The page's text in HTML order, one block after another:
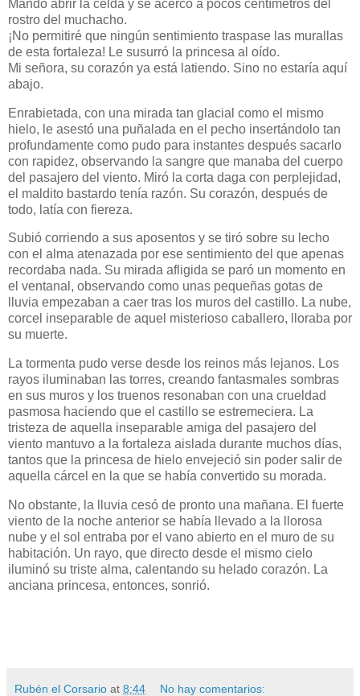
Mandó abrir la celda y se acercó a pocos centímetros del
rostro del muchacho.
¡No permitiré que ningún sentimiento traspase las murallas
de esta fortaleza! Le susurró la princesa al oído.
Mi señora, su corazón ya está latiendo. Sino no estaría aquí
abajo.
Enrabietada, con una mirada tan glacial como el mismo
hielo, le asestó una puñalada en el pecho insertándolo tan
profundamente como pudo para instantes después sacarlo
con rapidez, observando la sangre que manaba del cuerpo
del pasajero del viento. Miró la corta daga con perplejidad,
el maldito bastardo tenía razón. Su corazón, después de
todo, latía con fiereza.
Subió corriendo a sus aposentos y se tiró sobre su lecho
con el alma atenazada por ese sentimiento del que apenas
recordaba nada. Su mirada afligida se paró un momento en
el ventanal, observando como unas pequeñas gotas de
lluvia empezaban a caer tras los muros del castillo. La nube,
corcel inseparable de aquel misterioso caballero, lloraba por
su muerte.
La tormenta pudo verse desde los reinos más lejanos. Los
rayos iluminaban las torres, creando fantasmales sombras
en sus muros y los truenos resonaban con una crueldad
pasmosa haciendo que el castillo se estremeciera. La
tristeza de aquella inseparable amiga del pasajero del
viento mantuvo a la fortaleza aislada durante muchos días,
tantos que la princesa de hielo envejeció sin poder salir de
aquella cárcel en la que se había convertido su morada.
No obstante, la lluvia cesó de pronto una mañana. El fuerte
viento de la noche anterior se había llevado a la llorosa
nube y el sol entraba por el vano abierto en el muro de su
habitación. Un rayo, que directo desde el mismo cielo
iluminó su triste alma, calentando su helado corazón. La
anciana princesa, entonces, sonrió.
Rubén el Corsario at 8:44 No hay comentarios: